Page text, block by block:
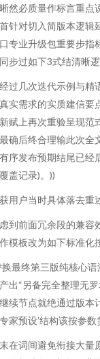
然必质量作标言重点
针对切入简版本逻辑
专业升级包重要步指
步过如下3式结清晰
过几次迭代示例与精
实需求的实质建信要
赋上再次重验呈现范
确后终合理输此次全
序发布预期结尾已经
盖记录)。))
用户当时具体落去重
到前面冗余段的兼容
模板改为如下标准化
换最终第三版纯核心
出“另备完全整理无
续节点就绝通过版本
家预设’结构该按参数
在词间避免衔接大量